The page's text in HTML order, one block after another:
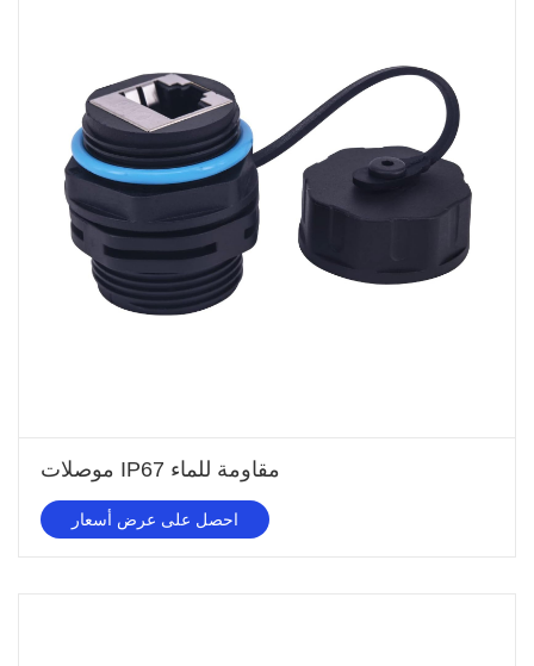
موصلات IP67 مقاومة للماء
احصل على عرض أسعار